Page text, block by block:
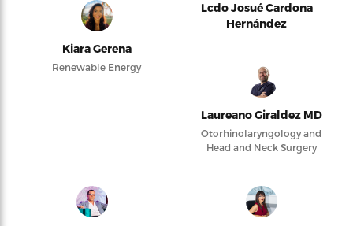
Kiara Gerena
Renewable Energy
Lcdo Josué Cardona
Hernández
Laureano Giraldez MD
Otorhinolaryngology and
Head and Neck Surgery